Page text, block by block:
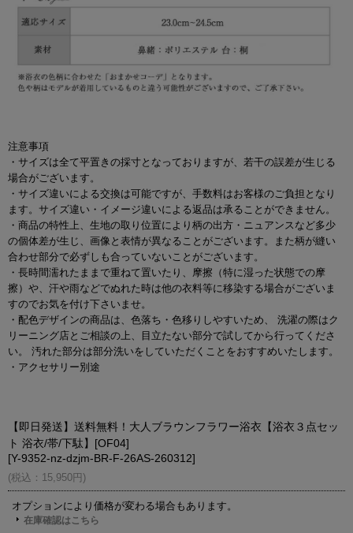
注意事項
・サイズは全て平置きの採寸となっておりますが、若干の誤差が生じる
場合がございます。
・サイズ違いによる交換は可能ですが、手数料はお客様のご負担となり
ます。サイズ違い・イメージ違いによる返品は承ることができません。
・商品の特性上、生地の取り位置により柄の出方・ニュアンスなど多少
の個体差が生じ、画像と表情が異なることがございます。また柄が縫い
合わせ部分で必ずしも合っていないことがございます。
・長時間濡れたままで重ねて置いたり、摩擦（特に湿った状態での摩
擦）や、汗や雨などでぬれた時は他の衣料等に移染する場合がございま
すのでお気を付け下さいませ。
・配色デザインの商品は、色落ち・色移りしやすいため、 洗濯の際はク
リーニング店とご相談の上、目立たない部分で試してから行ってくださ
い。 汚れた部分は部分洗いをしていただくことをおすすめいたします。
・アクセサリー別途